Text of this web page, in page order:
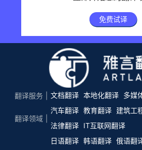
免费试译
翻译服务 文档翻译 本地化翻译 多媒
翻译领域
汽车翻译 教育翻译 建筑工
法律翻译
IT互联网翻译
日语翻译 韩语翻译 俄语翻